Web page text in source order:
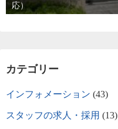
応）
カテゴリー
インフォメーション (43)
スタッフの求人・採用 (13)